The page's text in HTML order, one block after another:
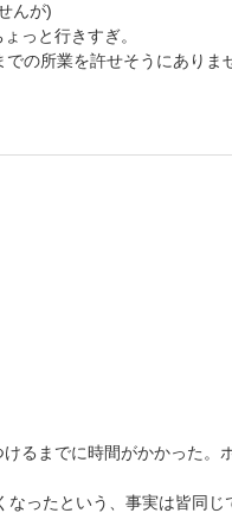
んが)
っと行きすぎ。
の所業を許せそうにありま
るまでに時間がかかった。
ったという、事実は皆同